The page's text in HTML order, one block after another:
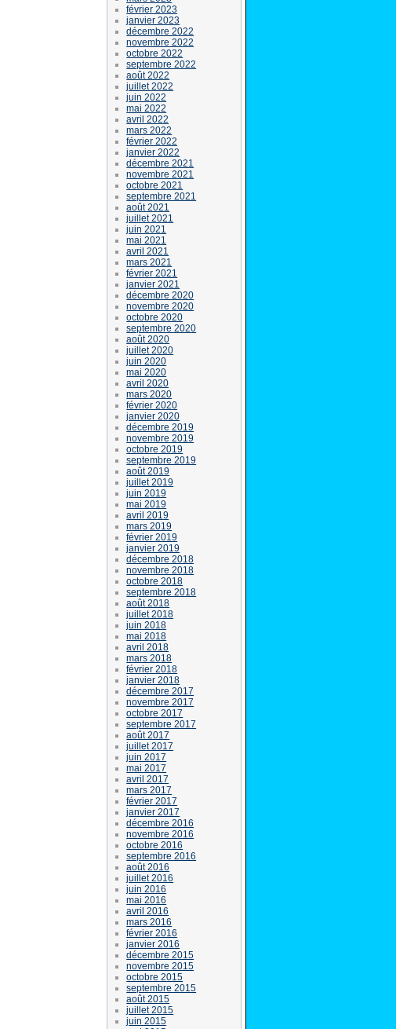
février 2023
janvier 2023
décembre 2022
novembre 2022
octobre 2022
septembre 2022
août 2022
juillet 2022
juin 2022
mai 2022
avril 2022
mars 2022
février 2022
janvier 2022
décembre 2021
novembre 2021
octobre 2021
septembre 2021
août 2021
juillet 2021
juin 2021
mai 2021
avril 2021
mars 2021
février 2021
janvier 2021
décembre 2020
novembre 2020
octobre 2020
septembre 2020
août 2020
juillet 2020
juin 2020
mai 2020
avril 2020
mars 2020
février 2020
janvier 2020
décembre 2019
novembre 2019
octobre 2019
septembre 2019
août 2019
juillet 2019
juin 2019
mai 2019
avril 2019
mars 2019
février 2019
janvier 2019
décembre 2018
novembre 2018
octobre 2018
septembre 2018
août 2018
juillet 2018
juin 2018
mai 2018
avril 2018
mars 2018
février 2018
janvier 2018
décembre 2017
novembre 2017
octobre 2017
septembre 2017
août 2017
juillet 2017
juin 2017
mai 2017
avril 2017
mars 2017
février 2017
janvier 2017
décembre 2016
novembre 2016
octobre 2016
septembre 2016
août 2016
juillet 2016
juin 2016
mai 2016
avril 2016
mars 2016
février 2016
janvier 2016
décembre 2015
novembre 2015
octobre 2015
septembre 2015
août 2015
juillet 2015
juin 2015